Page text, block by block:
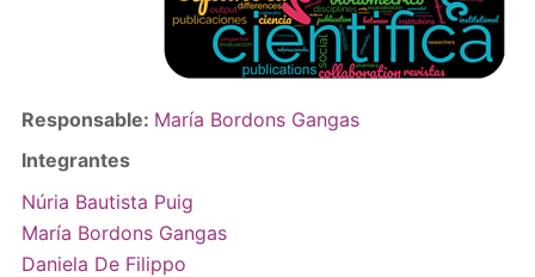
Responsable: María Bordons Gangas
Integrantes
Núria Bautista Puig
María Bordons Gangas
Daniela De Filippo